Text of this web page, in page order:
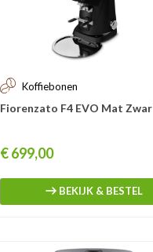
Koffiebonen
Fiorenzato F4 EVO Mat
Prijs
€ 699,00
BEKIJK & BESTEL